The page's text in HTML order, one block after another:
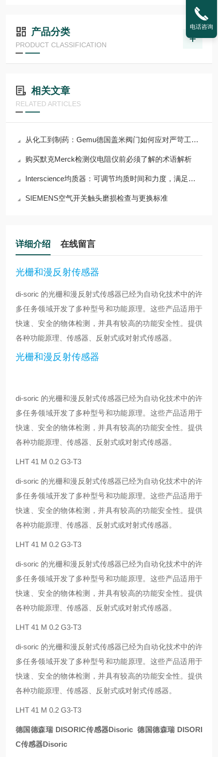
产品分类
PRODUCT CLASSIFICATION
相关文章
RELATED ARTICLES
从化工到制药：Gemu德国盖米阀门如何应对严苛工况挑战？
购买默克Merck检测仪电阻仪前必须了解的术语解析
Interscience均质器：可调节均质时间和力度，满足多样需求
SIEMENS空气开关触头磨损检查与更换标准
详细介绍 在线留言
光栅和漫反射传感器
di-soric 的光栅和漫反射式传感器已经为自动化技术中的许
多任务领域开发了多种型号和功能原理。这些产品适用于
快速、安全的物体检测，并具有较高的功能安全性。提供
各种功能原理、传感器、反射式或对射式传感器。
光栅和漫反射传感器
di-soric 的光栅和漫反射式传感器已经为自动化技术中的许
多任务领域开发了多种型号和功能原理。这些产品适用于
快速、安全的物体检测，并具有较高的功能安全性。提供
各种功能原理、传感器、反射式或对射式传感器。
LHT 41 M 0.2 G3-T3
di-soric 的光栅和漫反射式传感器已经为自动化技术中的许
多任务领域开发了多种型号和功能原理。这些产品适用于
快速、安全的物体检测，并具有较高的功能安全性。提供
各种功能原理、传感器、反射式或对射式传感器。
LHT 41 M 0.2 G3-T3
di-soric 的光栅和漫反射式传感器已经为自动化技术中的许
多任务领域开发了多种型号和功能原理。这些产品适用于
快速、安全的物体检测，并具有较高的功能安全性。提供
各种功能原理、传感器、反射式或对射式传感器。
LHT 41 M 0.2 G3-T3
di-soric 的光栅和漫反射式传感器已经为自动化技术中的许
多任务领域开发了多种型号和功能原理。这些产品适用于
快速、安全的物体检测，并具有较高的功能安全性。提供
各种功能原理、传感器、反射式或对射式传感器。
LHT 41 M 0.2 G3-T3
德国德森瑞 DISORIC传感器Disoric 德国德森瑞 DISORI
C传感器Disoric
电话咨询